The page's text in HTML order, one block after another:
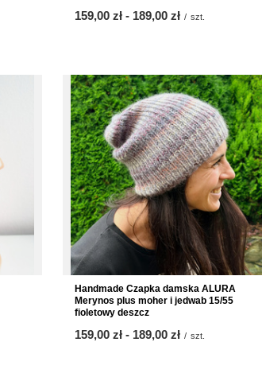
ab
159,00 zł - bis
189,00 zł / szt.
Handmade Czapka damska ALURA
Merynos plus moher i jedwab 15/55
fioletowy deszcz
ab
159,00 zł - bis
189,00 zł / szt.